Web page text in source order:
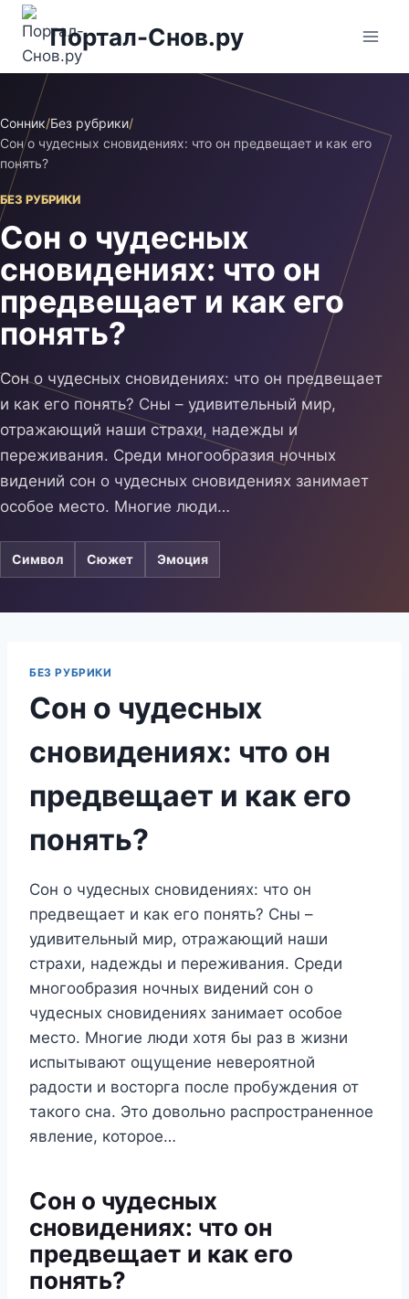
Перейти
содержимому
Портал-Снов.ру
Сонник/Без рубрики/
Сон о чудесных сновидениях: что он предвещает и как его
понять?
БЕЗ РУБРИКИ
Сон о чудесных
сновидениях: что он
предвещает и как его
понять?
Сон о чудесных сновидениях: что он предвещает
и как его понять? Сны – удивительный мир,
отражающий наши страхи, надежды и
переживания. Среди многообразия ночных
видений сон о чудесных сновидениях занимает
особое место. Многие люди…
Символ Сюжет Эмоция
БЕЗ РУБРИКИ
Сон о чудесных
сновидениях: что он
предвещает и как его
понять?
Сон о чудесных сновидениях: что он
предвещает и как его понять? Сны –
удивительный мир, отражающий наши
страхи, надежды и переживания. Среди
многообразия ночных видений сон о
чудесных сновидениях занимает особое
место. Многие люди хотя бы раз в жизни
испытывают ощущение невероятной
радости и восторга после пробуждения от
такого сна. Это довольно распространенное
явление, которое…
Сон о чудесных
сновидениях: что он
предвещает и как его
понять?